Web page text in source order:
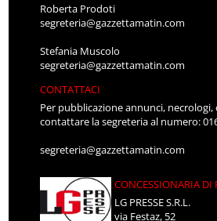
Roberta Prodoti
segreteria@gazzettamatin.com
Stefania Muscolo
segreteria@gazzettamatin.com
CONTATTACI
Per pubblicazione annunci,
contattare la segreteria al numero:
segreteria@gazzettamatin.com
CONCESSIONARIA DI
LG PRESSE S.R.L.
via Festaz, 52